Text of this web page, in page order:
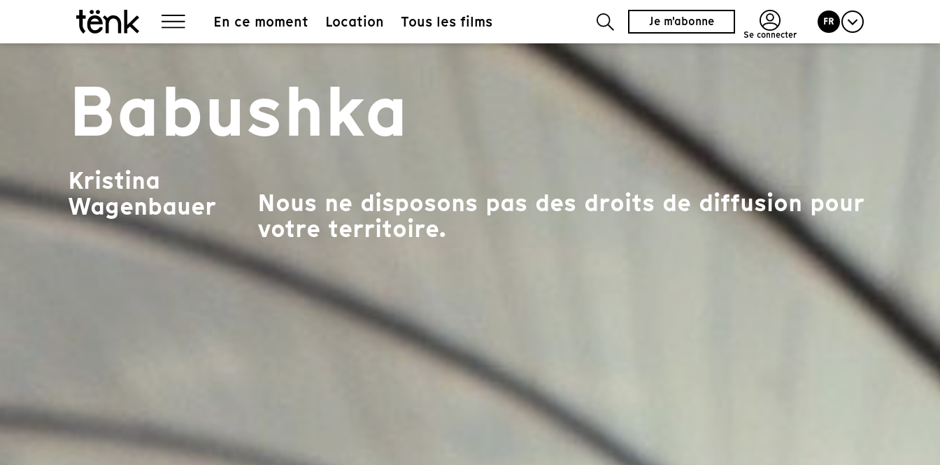
En ce moment Location Tous les films Je m'abonne
Se connecter
FR
Babushka
Kristina
Wagenbauer Nous ne disposons pas des droits de diffusion pour
votre territoire.